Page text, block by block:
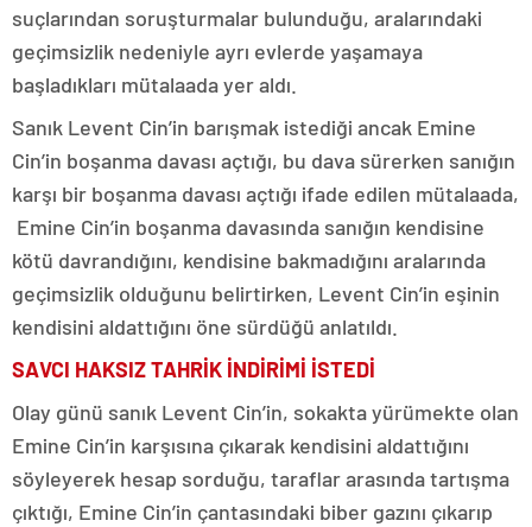
suçlarından soruşturmalar bulunduğu, aralarındaki
geçimsizlik nedeniyle ayrı evlerde yaşamaya
başladıkları mütalaada yer aldı.
Sanık Levent Cin’in barışmak istediği ancak Emine
Cin’in boşanma davası açtığı, bu dava sürerken sanığın
karşı bir boşanma davası açtığı ifade edilen mütalaada,
Emine Cin’in boşanma davasında sanığın kendisine
kötü davrandığını, kendisine bakmadığını aralarında
geçimsizlik olduğunu belirtirken, Levent Cin’in eşinin
kendisini aldattığını öne sürdüğü anlatıldı.
SAVCI HAKSIZ TAHRİK İNDİRİMİ İSTEDİ
Olay günü sanık Levent Cin’in, sokakta yürümekte olan
Emine Cin’in karşısına çıkarak kendisini aldattığını
söyleyerek hesap sorduğu, taraflar arasında tartışma
çıktığı, Emine Cin’in çantasındaki biber gazını çıkarıp